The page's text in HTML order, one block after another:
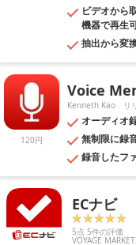
ビデオから
機器で再生
抽出から変
120円
Voice
Kenneth Kao リ
オーディオ
無制限に録
録音したフ
ECナビ
5点 5件の評価
VOYAGE